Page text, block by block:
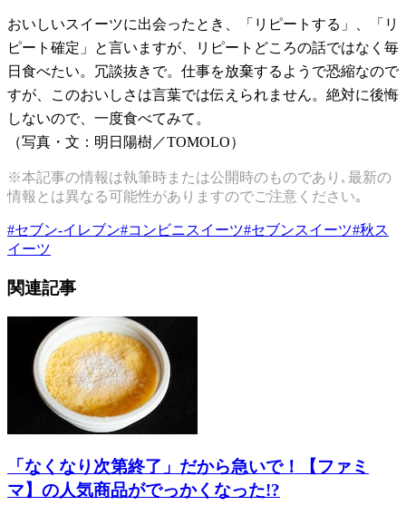
おいしいスイーツに出会ったとき、「リピートする」、「リ
ピート確定」と言いますが、リピートどころの話ではなく毎
日食べたい。冗談抜きで。仕事を放棄するようで恐縮なので
すが、このおいしさは言葉では伝えられません。絶対に後悔
しないので、一度食べてみて。
（写真・文：明日陽樹／TOMOLO）
※本記事の情報は執筆時または公開時のものであり､最新の
情報とは異なる可能性がありますのでご注意ください｡
#セブン-イレブン#コンビニスイーツ#セブンスイーツ#秋ス
イーツ
関連記事
「なくなり次第終了」だから急いで！【ファミ
マ】の人気商品がでっかくなった!?